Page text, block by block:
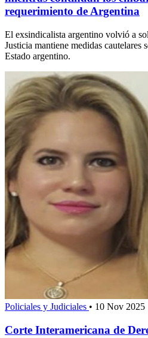
requerimiento de Argentina
El exsindicalista argentino volvió a
Justicia mantiene medidas cautelares
Estado argentino.
Policiales y Judiciales • 10 Nov 2025
Corte Interamericana de